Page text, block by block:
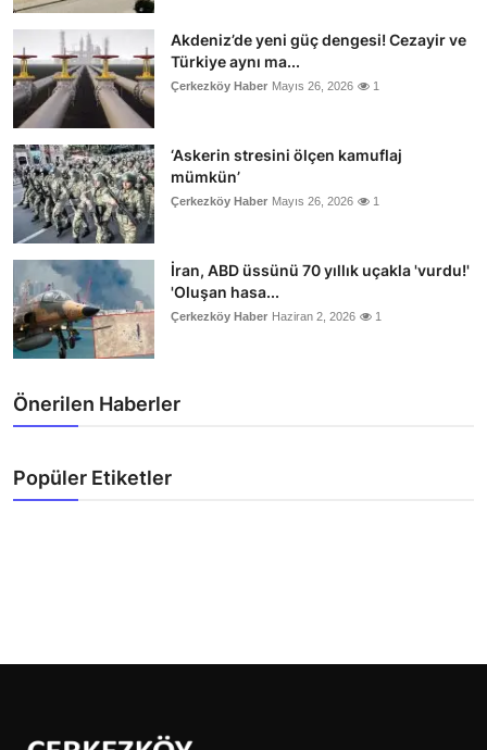
Akdeniz’de yeni güç dengesi! Cezayir ve
Türkiye aynı ma...
Çerkezköy Haber Mayıs 26, 2026 1
‘Askerin stresini ölçen kamuflaj
mümkün’
Çerkezköy Haber Mayıs 26, 2026 1
İran, ABD üssünü 70 yıllık uçakla 'vurdu!'
'Oluşan hasa...
Çerkezköy Haber Haziran 2, 2026 1
Önerilen Haberler
Popüler Etiketler